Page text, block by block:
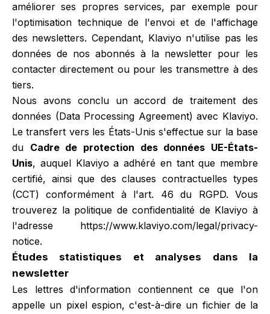
améliorer ses propres services, par exemple pour
l'optimisation technique de l'envoi et de l'affichage
des newsletters. Cependant, Klaviyo n'utilise pas les
données de nos abonnés à la newsletter pour les
contacter directement ou pour les transmettre à des
tiers.
Nous avons conclu un accord de traitement des
données (Data Processing Agreement) avec Klaviyo.
Le transfert vers les États-Unis s'effectue sur la base
du Cadre de protection des données UE-États-
Unis, auquel Klaviyo a adhéré en tant que membre
certifié, ainsi que des clauses contractuelles types
(CCT) conformément à l'art. 46 du RGPD. Vous
trouverez la politique de confidentialité de Klaviyo à
l'adresse https://www.klaviyo.com/legal/privacy-
notice.
Études statistiques et analyses dans la
newsletter
Les lettres d'information contiennent ce que l'on
appelle un pixel espion, c'est-à-dire un fichier de la